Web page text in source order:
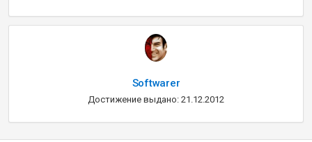
Softwarer
Достижение выдано: 21.12.2012